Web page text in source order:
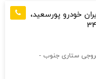
خودرو پورسعید،
ستاری جنوب -